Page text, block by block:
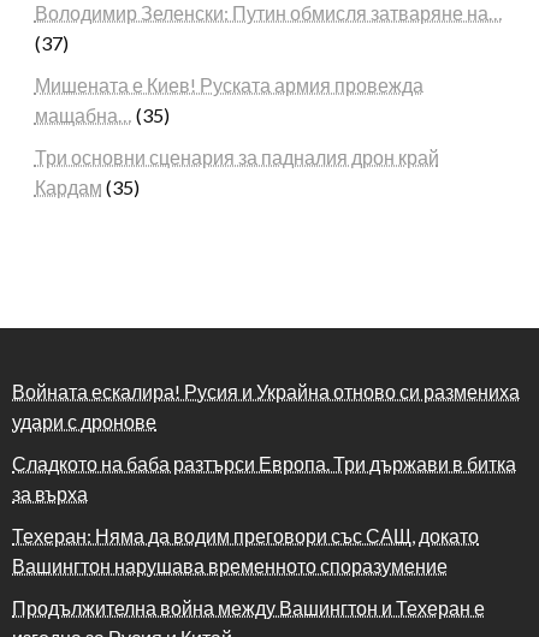
Володимир Зеленски: Путин обмисля затваряне на…
(37)
Мишената е Киев! Руската армия провежда
мащабна… (35)
Три основни сценария за падналия дрон край
Кардам (35)
Войната ескалира! Русия и Украйна отново си размениха
удари с дронове
Сладкото на баба разтърси Европа. Три държави в битка
за върха
Техеран: Няма да водим преговори със САЩ, докато
Вашингтон нарушава временното споразумение
Продължителна война между Вашингтон и Техеран е